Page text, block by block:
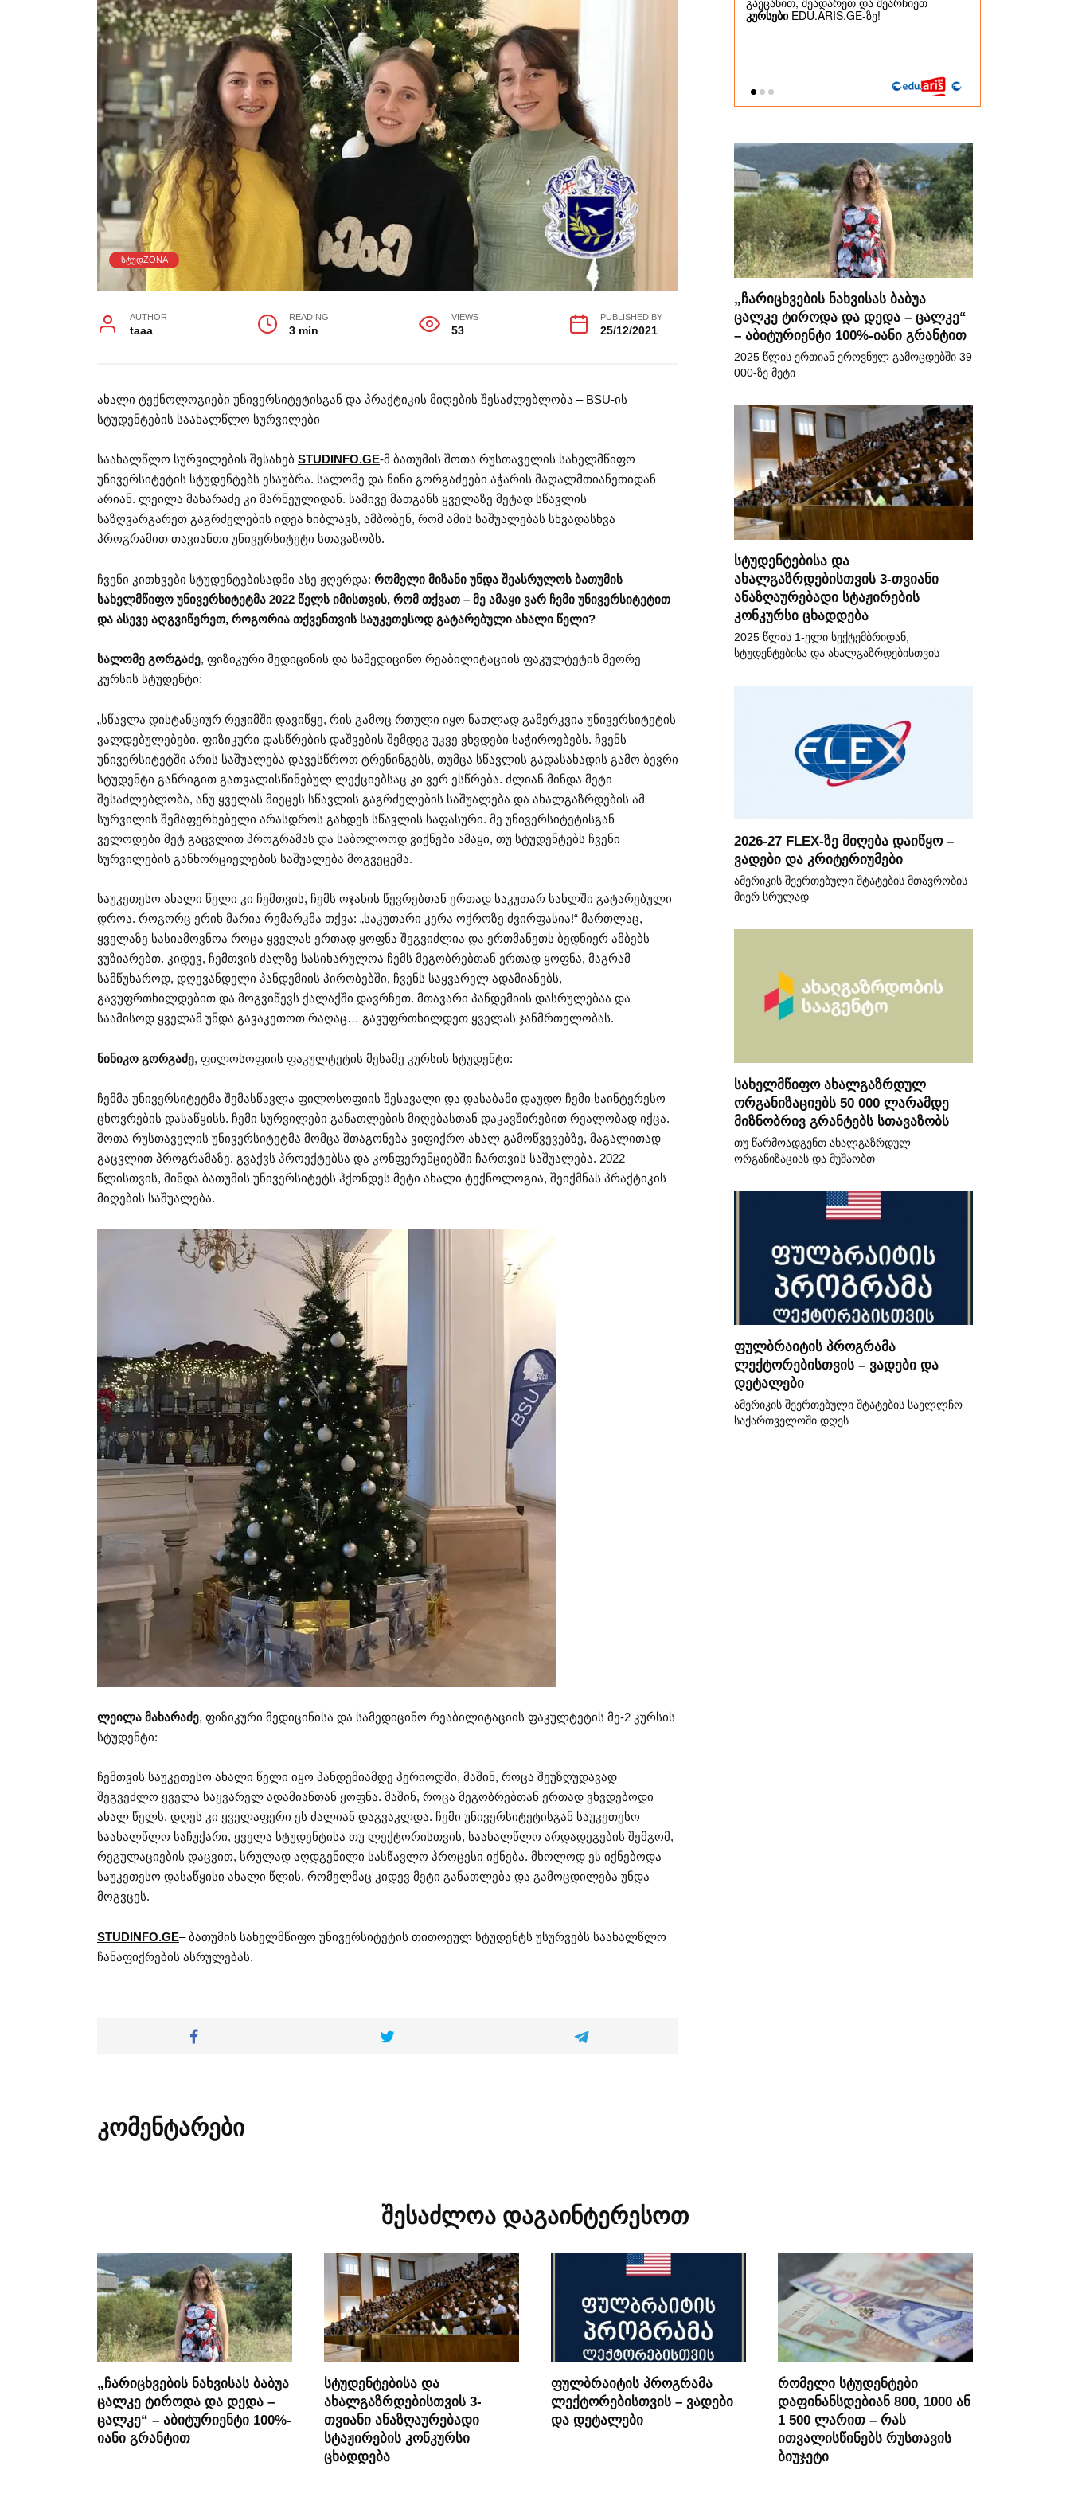
ᲡᲢᲣᲓZONA
AUTHOR
taaa
READING
3 min
VIEWS
53
PUBLISHED BY
25/12/2021
ახალი ტექნოლოგიები უნივერსიტეტისგან და პრაქტიკის მიღების შესაძლებლობა – BSU-ის
სტუდენტების საახალწლო სურვილები
საახალწლო სურვილების შესახებ STUDINFO.GE-მ ბათუმის შოთა რუსთაველის სახელმწიფო
უნივერსიტეტის სტუდენტებს ესაუბრა. სალომე და ნინი გორგაძეები აჭარის მაღალმთიანეთიდან
არიან. ლეილა მახარაძე კი მარნეულიდან. სამივე მათგანს ყველაზე მეტად სწავლის
საზღვარგარეთ გაგრძელების იდეა ხიბლავს, ამბობენ, რომ ამის საშუალებას სხვადასხვა
პროგრამით თავიანთი უნივერსიტეტი სთავაზობს.
ჩვენი კითხვები სტუდენტებისადმი ასე ჟღერდა: რომელი მიზანი უნდა შეასრულოს ბათუმის
სახელმწიფო უნივერსიტეტმა 2022 წელს იმისთვის, რომ თქვათ – მე ამაყი ვარ ჩემი უნივერსიტეტით
და ასევე აღგვიწერეთ, როგორია თქვენთვის საუკეთესოდ გატარებული ახალი წელი?
სალომე გორგაძე, ფიზიკური მედიცინის და სამედიცინო რეაბილიტაციის ფაკულტეტის მეორე
კურსის სტუდენტი:
„სწავლა დისტანციურ რეჟიმში დავიწყე, რის გამოც რთული იყო ნათლად გამერკვია უნივერსიტეტის
ვალდებულებები. ფიზიკური დასწრების დაშვების შემდეგ უკვე ვხვდები საჭიროებებს. ჩვენს
უნივერსიტეტში არის საშუალება დავესწროთ ტრენინგებს, თუმცა სწავლის გადასახადის გამო ბევრი
სტუდენტი განრიგით გათვალისწინებულ ლექციებსაც კი ვერ ესწრება. ძლიან მინდა მეტი
შესაძლებლობა, ანუ ყველას მიეცეს სწავლის გაგრძელების საშუალება და ახალგაზრდების ამ
სურვილის შემაფერხებელი არასდროს გახდეს სწავლის საფასური. მე უნივერსიტეტისგან
ველოდები მეტ გაცვლით პროგრამას და საბოლოოდ ვიქნები ამაყი, თუ სტუდენტებს ჩვენი
სურვილების განხორციელების საშუალება მოგვეცემა.
საუკეთესო ახალი წელი კი ჩემთვის, ჩემს ოჯახის წევრებთან ერთად საკუთარ სახლში გატარებული
დროა. როგორც ერიხ მარია რემარკმა თქვა: „საკუთარი კერა ოქროზე ძვირფასია!“ მართლაც,
ყველაზე სასიამოვნოა როცა ყველას ერთად ყოფნა შეგვიძლია და ერთმანეთს ბედნიერ ამბებს
ვუზიარებთ. კიდევ, ჩემთვის ძალზე სასიხარულოა ჩემს მეგობრებთან ერთად ყოფნა, მაგრამ
სამწუხაროდ, დღევანდელი პანდემიის პირობებში, ჩვენს საყვარელ ადამიანებს,
გავუფრთხილდებით და მოგვიწევს ქალაქში დავრჩეთ. მთავარი პანდემიის დასრულებაა და
საამისოდ ყველამ უნდა გავაკეთოთ რაღაც… გავუფრთხილდეთ ყველას ჯანმრთელობას.
ნინიკო გორგაძე, ფილოსოფიის ფაკულტეტის მესამე კურსის სტუდენტი:
ჩემმა უნივერსიტეტმა შემასწავლა ფილოსოფიის შესავალი და დასაბამი დაუდო ჩემი საინტერესო
ცხოვრების დასაწყისს. ჩემი სურვილები განათლების მიღებასთან დაკავშირებით რეალობად იქცა.
შოთა რუსთაველის უნივერსიტეტმა მომცა შთაგონება ვიფიქრო ახალ გამოწვევებზე, მაგალითად
გაცვლით პროგრამაზე. გვაქვს პროექტებსა და კონფერენციებში ჩართვის საშუალება. 2022
წლისთვის, მინდა ბათუმის უნივერსიტეტს ჰქონდეს მეტი ახალი ტექნოლოგია, შეიქმნას პრაქტიკის
მიღების საშუალება.
ლეილა მახარაძე, ფიზიკური მედიცინისა და სამედიცინო რეაბილიტაციის ფაკულტეტის მე-2 კურსის
სტუდენტი:
ჩემთვის საუკეთესო ახალი წელი იყო პანდემიამდე პერიოდში, მაშინ, როცა შეუზღუდავად
შეგვეძლო ყველა საყვარელ ადამიანთან ყოფნა. მაშინ, როცა მეგობრებთან ერთად ვხვდებოდი
ახალ წელს. დღეს კი ყველაფერი ეს ძალიან დაგვაკლდა. ჩემი უნივერსიტეტისგან საუკეთესო
საახალწლო საჩუქარი, ყველა სტუდენტისა თუ ლექტორისთვის, საახალწლო არდადეგების შემგომ,
რეგულაციების დაცვით, სრულად აღდგენილი სასწავლო პროცესი იქნება. მხოლოდ ეს იქნებოდა
საუკეთესო დასაწყისი ახალი წლის, რომელმაც კიდევ მეტი განათლება და გამოცდილება უნდა
მოგვცეს.
STUDINFO.GE– ბათუმის სახელმწიფო უნივერსიტეტის თითოეულ სტუდენტს უსურვებს საახალწლო
ჩანაფიქრების ასრულებას.
კომენტარები
„ჩარიცხვების ნახვისას ბაბუა
ცალკე ტიროდა და დედა – ცალკე“
– აბიტურიენტი 100%-იანი გრანტით
2025 წლის ერთიან ეროვნულ გამოცდებში 39
000-ზე მეტი
სტუდენტებისა და
ახალგაზრდებისთვის 3-თვიანი
ანაზღაურებადი სტაჟირების
კონკურსი ცხადდება
2025 წლის 1-ელი სექტემბრიდან,
სტუდენტებისა და ახალგაზრდებისთვის
2026-27 FLEX-ზე მიღება დაიწყო –
ვადები და კრიტერიუმები
ამერიკის შეერთებული შტატების მთავრობის
მიერ სრულად
სახელმწიფო ახალგაზრდულ
ორგანიზაციებს 50 000 ლარამდე
მიზნობრივ გრანტებს სთავაზობს
თუ წარმოადგენთ ახალგაზრდულ
ორგანიზაციას და მუშაობთ
ფულბრაიტის პროგრამა
ლექტორებისთვის – ვადები და
დეტალები
ამერიკის შეერთებული შტატების საელლჩო
საქართველოში დღეს
შესაძლოა დაგაინტერესოთ
„ჩარიცხვების ნახვისას ბაბუა
ცალკე ტიროდა და დედა –
ცალკე“ – აბიტურიენტი 100%-
იანი გრანტით
სტუდენტებისა და
ახალგაზრდებისთვის 3-
თვიანი ანაზღაურებადი
სტაჟირების კონკურსი
ცხადდება
ფულბრაიტის პროგრამა
ლექტორებისთვის – ვადები
და დეტალები
რომელი სტუდენტები
დაფინანსდებიან 800, 1000 ან
1 500 ლარით – რას
ითვალისწინებს რუსთავის
ბიუჯეტი